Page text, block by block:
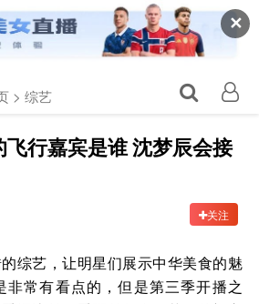
✕
> 综艺
飞行嘉宾是谁 沈梦辰会接
关注
综艺，让明星们展示中华美食的魅
非常有看点的，但是第三季开播之